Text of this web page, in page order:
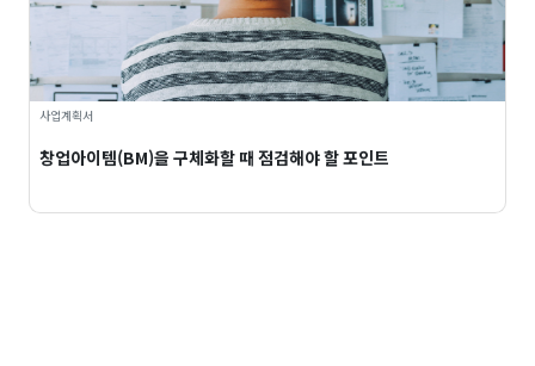
사업계획서
창업아이템(BM)을 구체화할 때 점검해야 할 포인트